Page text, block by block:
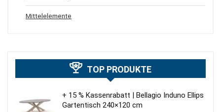
Mittelelemente
TOP PRODUKTE
+ 15 % Kassenrabatt | Bellagio Induno Ellips
Gartentisch 240×120 cm